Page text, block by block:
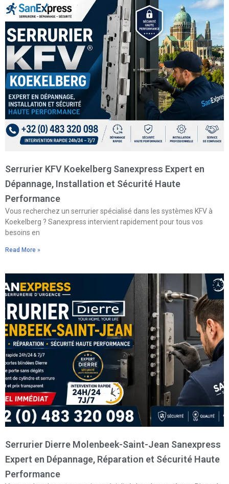
Serrurier KFV Koekelberg Sanexpress Expert en
Dépannage, Installation et Sécurité Haute
Performance
Vous recherchez un serrurier spécialisé dans les systèmes KFV à
Koekelberg ? Sanexpress intervient rapidement pour tous vos
besoins en
Read More »
Serrurier Dierre Molenbeek-Saint-Jean Sanexpress
Expert en Dépannage, Réparation et Sécurité Haute
Performance